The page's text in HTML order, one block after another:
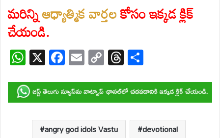
మరిన్నిఆధ్యాత్మిక వార్తలకోసం ఇక్కడ క్లిక్
చేయండి.
W
h
at
s
A
X F
ac
e
b
o
E
m
ail
C
o
p
y
Li
T
hr
e
a
d
ar
e
angry god idols Vastu
devotional